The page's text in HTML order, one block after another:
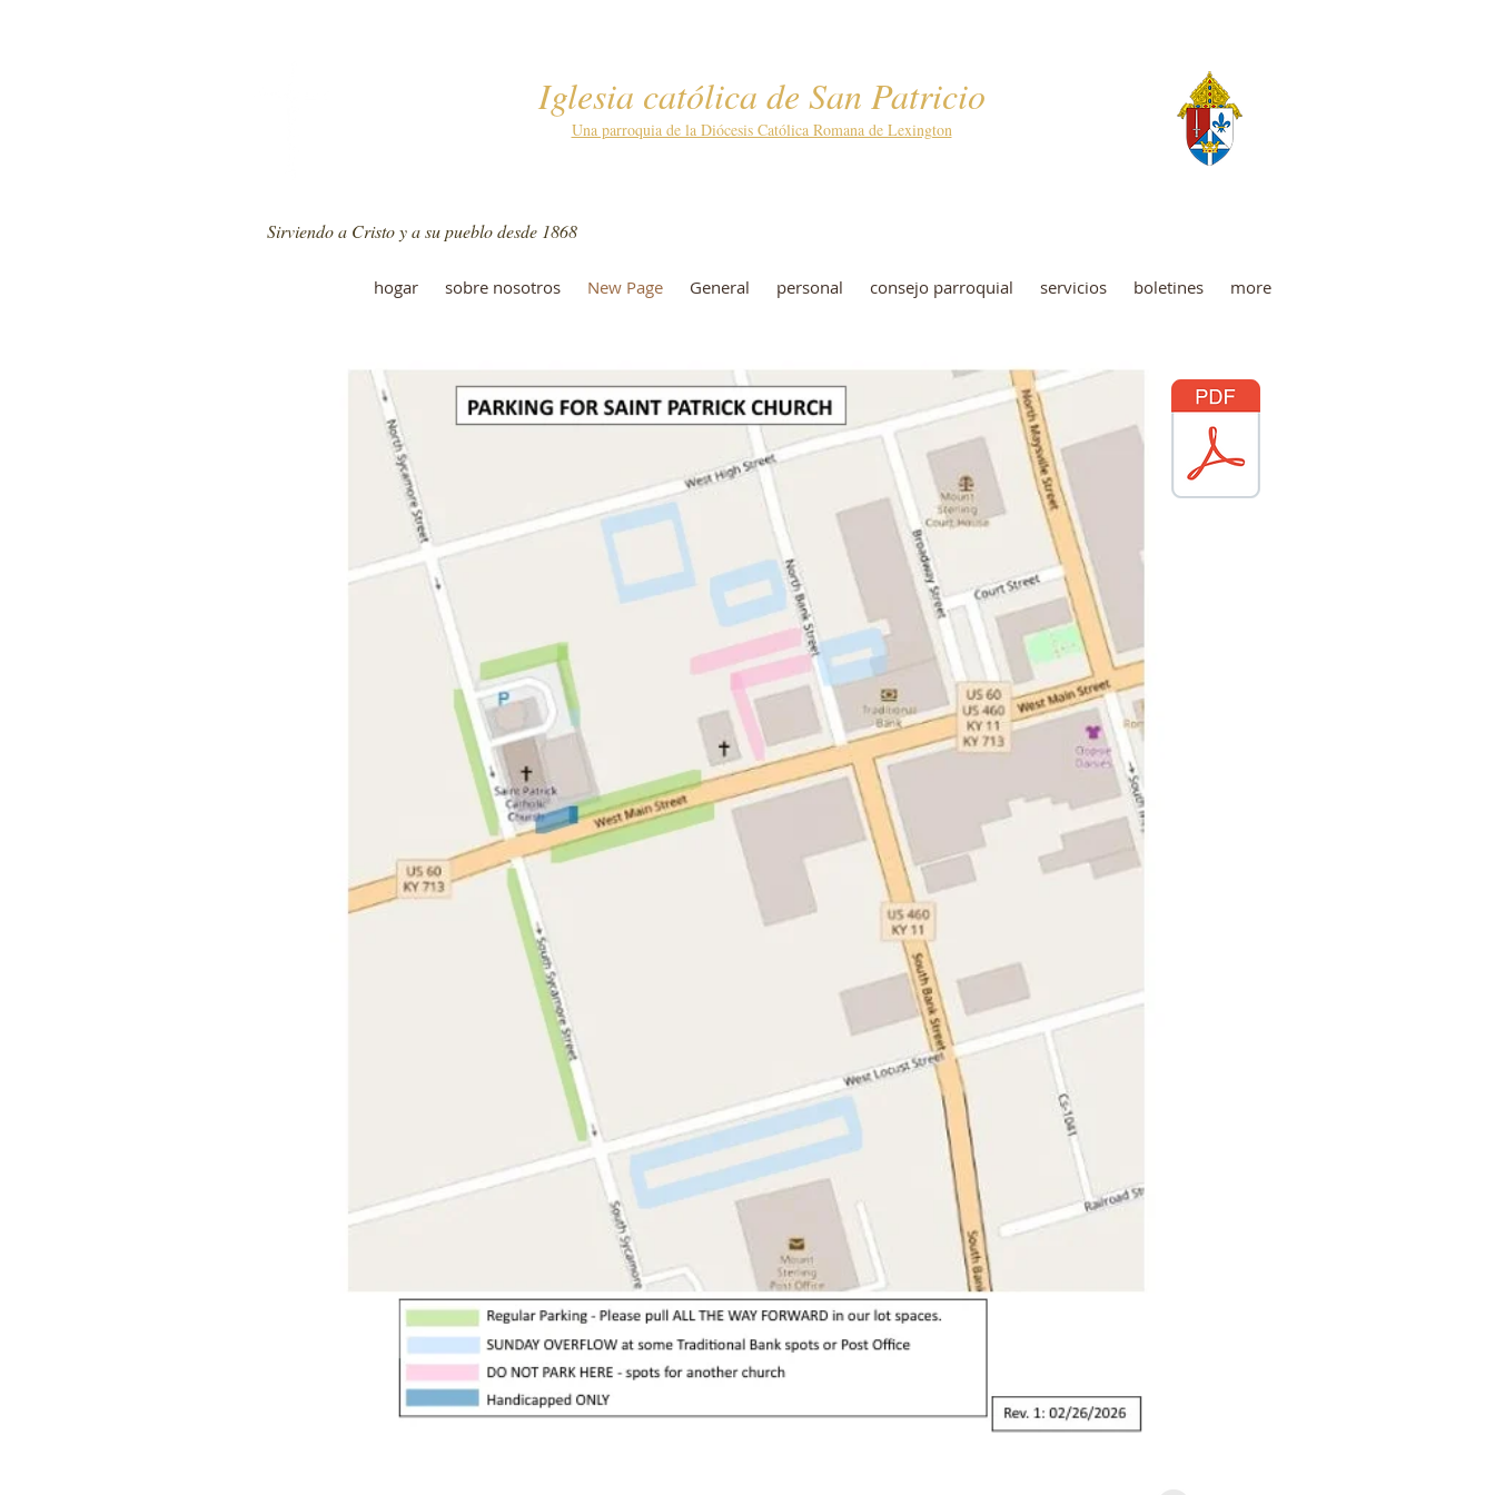
Iglesia católica de San Patricio
Iglesia católica de San Patricio
Una parroquia de la Diócesis Católica Romana de Lexington
Sirviendo a Cristo y a su pueblo desde 1868
hogar sobre nosotros New Page General personal consejo parroquial servicios boletines more